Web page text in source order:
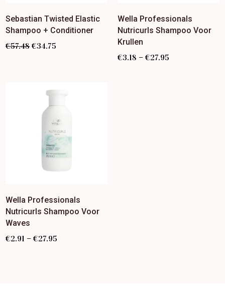
Sebastian Twisted Elastic
Shampoo + Conditioner
€57.48 €34.75
Wella Professionals
Nutricurls Shampoo Voor
Krullen
€3.18 – €27.95
Wella Professionals
Nutricurls Shampoo Voor
Waves
€2.91 –€27.95